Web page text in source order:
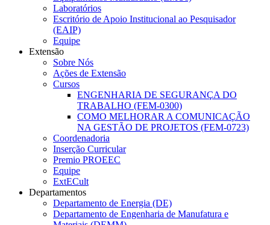
Laboratórios
Escritório de Apoio Institucional ao Pesquisador
(EAIP)
Equipe
Extensão
Sobre Nós
Ações de Extensão
Cursos
ENGENHARIA DE SEGURANÇA DO
TRABALHO (FEM-0300)
COMO MELHORAR A COMUNICAÇÃO
NA GESTÃO DE PROJETOS (FEM-0723)
Coordenadoria
Inserção Curricular
Premio PROEEC
Equipe
ExtECult
Departamentos
Departamento de Energia (DE)
Departamento de Engenharia de Manufatura e